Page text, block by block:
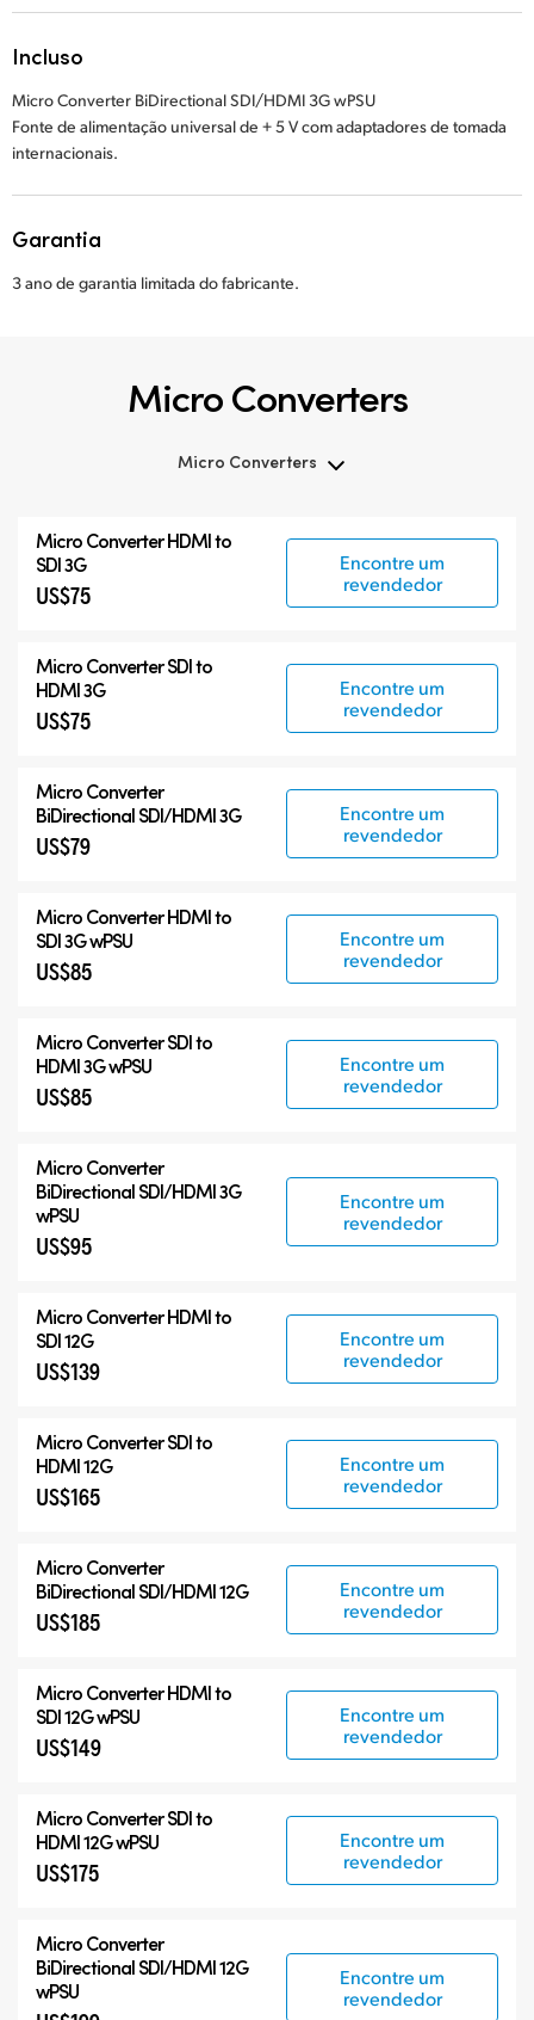
Incluso
Micro Converter BiDirectional SDI/HDMI 3G wPSU
Fonte de alimentação universal de + 5 V com adaptadores de tomada
internacionais.
Garantia
3 ano de garantia limitada do fabricante.
Micro Converters
Micro Converters
Micro ConverterHDMI to
SDI 3G
US$75
Encontre um
revendedor
Micro ConverterSDI to
HDMI 3G
US$75
Encontre um
revendedor
Micro Converter
BiDirectional SDI/HDMI 3G
US$79
Encontre um
revendedor
Micro ConverterHDMI to
SDI 3G wPSU
US$85
Encontre um
revendedor
Micro ConverterSDI to
HDMI 3G wPSU
US$85
Encontre um
revendedor
Micro Converter
BiDirectional SDI/HDMI 3G
wPSU
US$95
Encontre um
revendedor
Micro ConverterHDMI to
SDI 12G
US$139
Encontre um
revendedor
Micro ConverterSDI to
HDMI 12G
US$165
Encontre um
revendedor
Micro Converter
BiDirectional SDI/HDMI 12G
US$185
Encontre um
revendedor
Micro ConverterHDMI to
SDI 12G wPSU
US$149
Encontre um
revendedor
Micro ConverterSDI to
HDMI 12G wPSU
US$175
Encontre um
revendedor
Micro Converter
BiDirectional SDI/HDMI 12G
wPSU
Encontre um
revendedor